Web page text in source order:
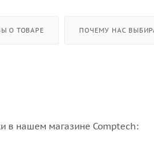
О ТОВАРЕ ПОЧЕМУ НАС
в нашем магазине Comptech: